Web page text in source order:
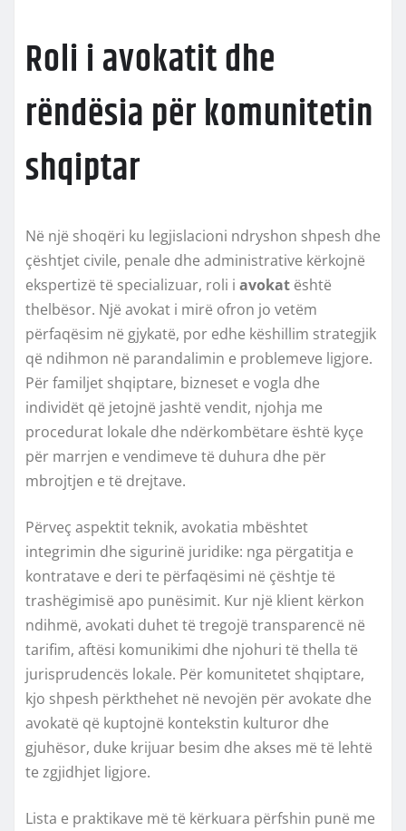
Roli i avokatit dhe
rëndësia për komunitetin
shqiptar
Në një shoqëri ku legjislacioni ndryshon shpesh dhe
çështjet civile, penale dhe administrative kërkojnë
ekspertizë të specializuar, roli i avokat është
thelbësor. Një avokat i mirë ofron jo vetëm
përfaqësim në gjykatë, por edhe këshillim strategjik
që ndihmon në parandalimin e problemeve ligjore.
Për familjet shqiptare, bizneset e vogla dhe
individët që jetojnë jashtë vendit, njohja me
procedurat lokale dhe ndërkombëtare është kyçe
për marrjen e vendimeve të duhura dhe për
mbrojtjen e të drejtave.
Përveç aspektit teknik, avokatia mbështet
integrimin dhe sigurinë juridike: nga përgatitja e
kontratave e deri te përfaqësimi në çështje të
trashëgimisë apo punësimit. Kur një klient kërkon
ndihmë, avokati duhet të tregojë transparencë në
tarifim, aftësi komunikimi dhe njohuri të thella të
jurisprudencës lokale. Për komunitetet shqiptare,
kjo shpesh përkthehet në nevojën për avokate dhe
avokatë që kuptojnë kontekstin kulturor dhe
gjuhësor, duke krijuar besim dhe akses më të lehtë
te zgjidhjet ligjore.
Lista e praktikave më të kërkuara përfshin punë me